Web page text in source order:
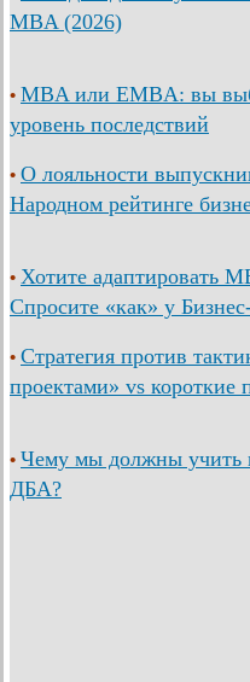
MBA (2026)
• MBA или EMBA: вы
уровень последствий
• О лояльности
Народном рейтинге
• Хотите адаптировать
Спросите «как» у
• Стратегия против
проектами» vs короткие
• Чему мы должны
ДБА?